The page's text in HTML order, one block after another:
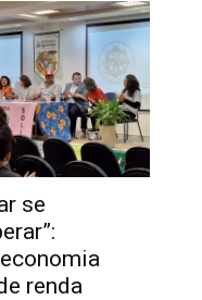
se
renda